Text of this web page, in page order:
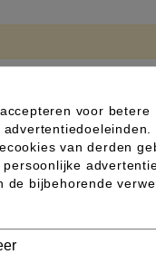
voor betere
van derden
de bijbehorende